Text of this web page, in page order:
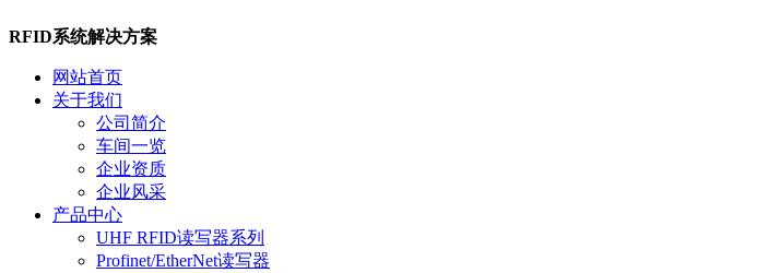
RFID系统解决方案
网站首页
关于我们
公司简介
车间一览
企业资质
企业风采
产品中心
UHF RFID读写器系列
Profinet/EtherNet读写器